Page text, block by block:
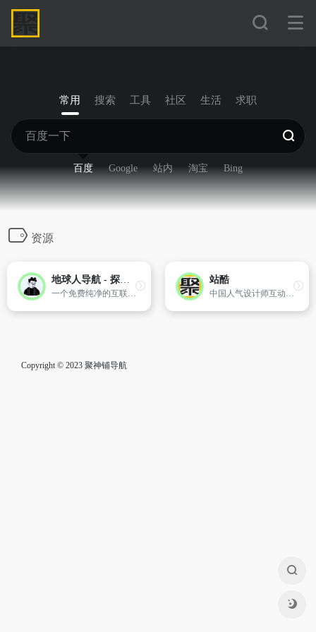
常用 搜索 工具 社区 生活 求职
百度 Google 站内 淘宝 Bing
资源
地球人导航 - 探索全网优质免费资源
一个免费纯净的互联网资源导航站。
站酷
中国人气设计师互动平台
Copyright © 2023 聚神铺导航